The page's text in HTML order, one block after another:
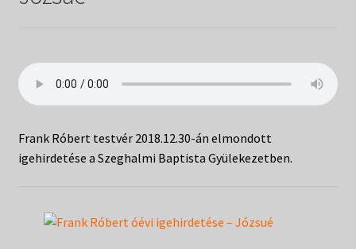
menu
Frank Róbert testvér 2018.12.30-án elmondott
igehirdetése a Szeghalmi Baptista Gyülekezetben.